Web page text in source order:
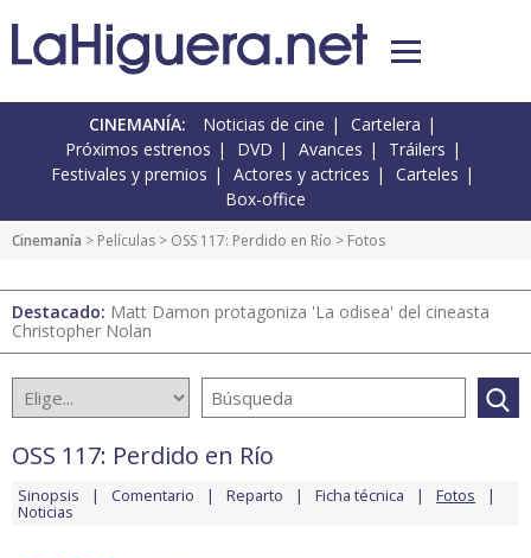
CINEMANÍA: Noticias de cine
Cartelera
Próximos estrenos
DVD Avances
Tráilers
Festivales y premios
Actores y actrices
Carteles
Box-office
Cinemanía > Películas > OSS 117: Perdido en Río > Fotos
Destacado: Matt Damon protagoniza 'La odisea' del cineasta
Christopher Nolan
OSS 117: Perdido en Río
Sinopsis Comentario Reparto Ficha técnica Fotos
Noticias